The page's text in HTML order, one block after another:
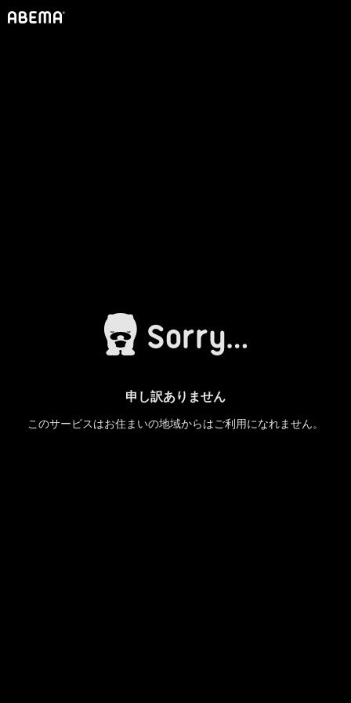
申し訳ありません
このサービスはお住まいの地域からはご利用になれません。